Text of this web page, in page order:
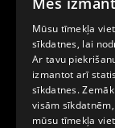
Mūsu tīmekļa
sīkdatnes, lai
Ar tavu
izmantot arī
sīkdatnes.
visām
mūsu tīmekļa